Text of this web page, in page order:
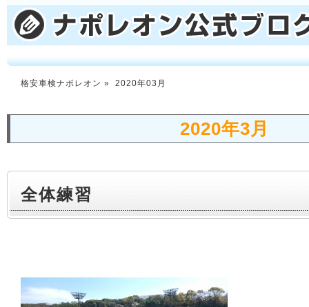
格安車検ナポレオン » 2020年03月
2020年3月
全体練習